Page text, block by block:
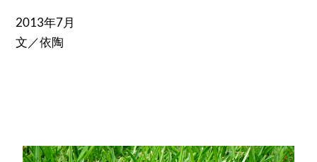
2013年7月
文／依陶